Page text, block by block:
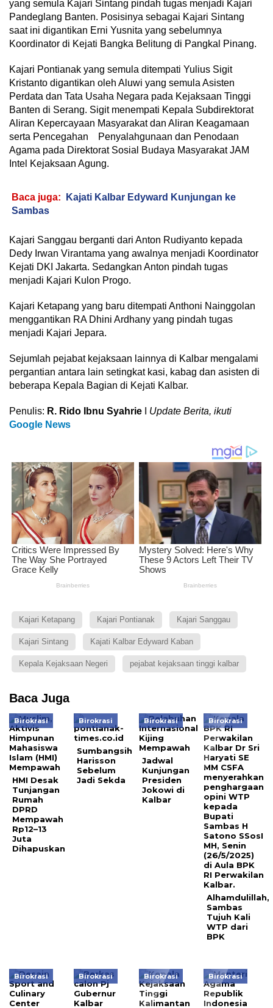
yang semula Kajari Sintang pindah tugas menjadi Kajari
Pandeglang Banten. Posisinya sebagai Kajari Sintang
saat ini digantikan Erni Yusnita yang sebelumnya
Koordinator di Kejati Bangka Belitung di Pangkal Pinang.
Kajari Pontianak yang semula ditempati Yulius Sigit
Kristanto digantikan oleh Aluwi yang semula Asisten
Perdata dan Tata Usaha Negara pada Kejaksaan Tinggi
Banten di Serang. Sigit menempati Kepala Subdirektorat
Aliran Kepercayaan Masyarakat dan Aliran Keagamaan
serta Pencegahan Penyalahgunaan dan Penodaan
Agama pada Direktorat Sosial Budaya Masyarakat JAM
Intel Kejaksaan Agung.
Baca juga:
Kajati Kalbar Edyward Kunjungan ke
Sambas
Kajari Sanggau berganti dari Anton Rudiyanto kepada
Dedy Irwan Virantama yang awalnya menjadi Koordinator
Kejati DKI Jakarta. Sedangkan Anton pindah tugas
menjadi Kajari Kulon Progo.
Kajari Ketapang yang baru ditempati Anthoni Nainggolan
menggantikan RA Dhini Ardhany yang pindah tugas
menjadi Kajari Jepara.
Sejumlah pejabat kejaksaan lainnya di Kalbar mengalami
pergantian antara lain setingkat kasi, kabag dan asisten di
beberapa Kepala Bagian di Kejati Kalbar.
Penulis: R. Rido Ibnu Syahrie
Update Berita, ikuti
Google News
Kajari Ketapang Kajari Pontianak Kajari Sanggau
Kajari Sintang Kajati Kalbar Edyward Kaban
Kepala Kejaksaan Negeri pejabat kejaksaan tinggi kalbar
Baca Juga
Birokrasi
HMI Desak
Tunjangan
Rumah
DPRD
Mempawah
Rp12–13
Juta
Dihapuskan
Birokrasi
Sumbangsih
Harisson
Sebelum
Jadi Sekda
Birokrasi
Jadwal
Kunjungan
Presiden
Jokowi di
Kalbar
Birokrasi
Alhamdulillah,
Sambas
Tujuh Kali
WTP dari
BPK
Birokrasi Birokrasi Birokrasi Birokrasi